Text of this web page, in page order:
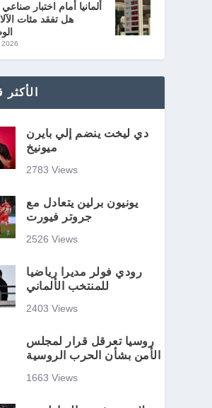
ألمانيا أمام اختبار
هل تفقد مئات
2026
دي ليخت ينضم إلي بايرن
ميونيخ
2783 Views
يونيون برلين يتعادل مع
جروتر فيورت
2526 Views
رودي فولر مديرا رياضيا
للمنتخب الألماني
2403 Views
روسيا تعرقل قرار لمجلس
الأمن بشأن الحرب الروسية
1663 Views